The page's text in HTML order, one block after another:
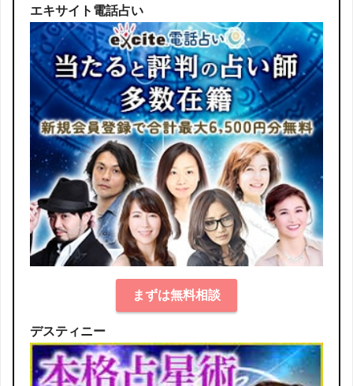
エキサイト電話占い
まずは無料相談
デスティニー